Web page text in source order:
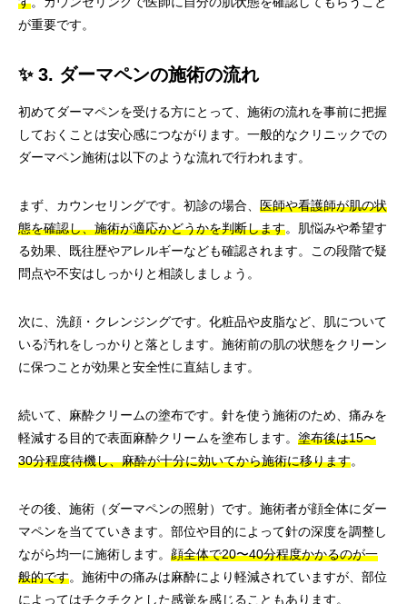
が重要です。
✨ 3. ダーマペンの施術の流れ
初めてダーマペンを受ける方にとって、施術の流れを事前に把握
しておくことは安心感につながります。一般的なクリニックでの
ダーマペン施術は以下のような流れで行われます。
まず、カウンセリングです。初診の場合、 医師や看護師が肌の状
態を確認し、施術が適応かどうかを判断します。肌悩みや希望す
る効果、既往歴やアレルギーなども確認されます。この段階で疑
問点や不安はしっかりと相談しましょう。
次に、洗顔・クレンジングです。化粧品や皮脂など、肌について
いる汚れをしっかりと落とします。施術前の肌の状態をクリーン
に保つことが効果と安全性に直結します。
続いて、麻酔クリームの塗布です。針を使う施術のため、痛みを
軽減する目的で表面麻酔クリームを塗布します。 塗布後は15〜
30分程度待機し、麻酔が十分に効いてから施術に移ります。
その後、施術（ダーマペンの照射）です。施術者が顔全体にダー
マペンを当てていきます。部位や目的によって針の深度を調整し
ながら均一に施術します。 顔全体で20〜40分程度かかるのが一
般的です。施術中の痛みは麻酔により軽減されていますが、部位
によってはチクチクとした感覚を感じることもあります。